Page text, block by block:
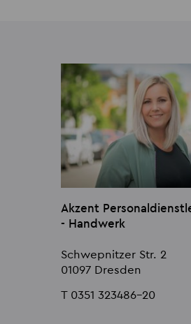
Akzent
- Handwerk
Schwepnitzer Str. 2
01097 Dresden
T 0351 323486-20